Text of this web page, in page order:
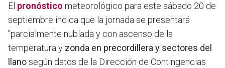
El pronóstico meteorológico para este sábado 20 de
septiembre indica que la jornada se presentará
"parcialmente nublada y con ascenso de la
temperatura y zonda en precordillera y sectores del
llanosegún datos de la Dirección de Contingencias